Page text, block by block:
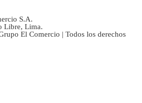
S.A.
Libre, Lima.
El Comercio | Todos los derechos